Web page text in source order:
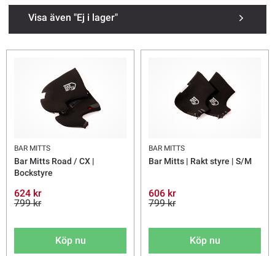
Visa även "Ej i lager"
BAR MITTS
Bar Mitts Road / CX |
Bockstyre
624 kr
799 kr
Köp nu
BAR MITTS
Bar Mitts | Rakt styre | S/M
606 kr
799 kr
Köp nu